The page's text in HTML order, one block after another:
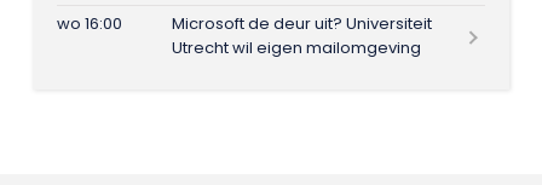
wo 16:00
Microsoft de deur uit? Universiteit
Utrecht wil eigen mailomgeving